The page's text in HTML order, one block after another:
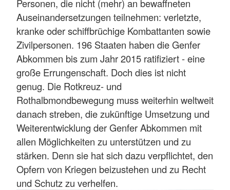
Personen, die nicht (mehr) an bewaffneten
Auseinandersetzungen teilnehmen: verletzte,
kranke oder schiffbrüchige Kombattanten sowie
Zivilpersonen. 196 Staaten haben die Genfer
Abkommen bis zum Jahr 2015 ratifiziert - eine
große Errungenschaft. Doch dies ist nicht
genug. Die Rotkreuz- und
Rothalbmondbewegung muss weiterhin weltweit
danach streben, die zukünftige Umsetzung und
Weiterentwicklung der Genfer Abkommen mit
allen Möglichkeiten zu unterstützen und zu
stärken. Denn sie hat sich dazu verpflichtet, den
Opfern von Kriegen beizustehen und zu Recht
und Schutz zu verhelfen.